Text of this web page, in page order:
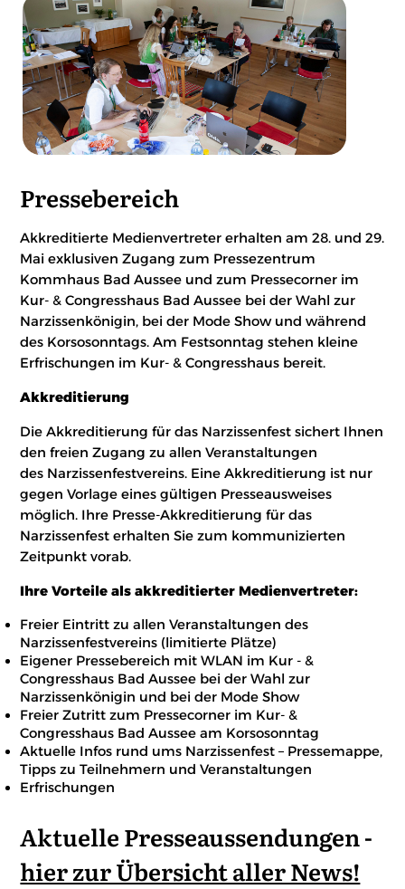
Pressebereich
Akkreditierte Medienvertreter erhalten am 28. und 29.
Mai exklusiven Zugang zum Pressezentrum
Kommhaus Bad Aussee und zum Pressecorner im
Kur- & Congresshaus Bad Aussee bei der Wahl zur
Narzissenkönigin, bei der Mode Show und während
des Korsosonntags. Am Festsonntag stehen kleine
Erfrischungen im Kur- & Congresshaus bereit.
Akkreditierung
Die Akkreditierung für das Narzissenfest sichert Ihnen
den freien Zugang zu allen Veranstaltungen
des Narzissenfestvereins. Eine Akkreditierung ist nur
gegen Vorlage eines gültigen Presseausweises
möglich. Ihre Presse-Akkreditierung für das
Narzissenfest erhalten Sie zum kommunizierten
Zeitpunkt vorab.
Ihre Vorteile als akkreditierter Medienvertreter:
Freier Eintritt zu allen Veranstaltungen des
Narzissenfestvereins (limitierte Plätze)
Eigener Pressebereich mit WLAN im Kur - &
Congresshaus Bad Aussee bei der Wahl zur
Narzissenkönigin und bei der Mode Show
Freier Zutritt zum Pressecorner im Kur- &
Congresshaus Bad Aussee am Korsosonntag
Aktuelle Infos rund ums Narzissenfest – Pressemappe,
Tipps zu Teilnehmern und Veranstaltungen
Erfrischungen
Aktuelle Presseaussendungen -
hier zur Übersicht aller News!